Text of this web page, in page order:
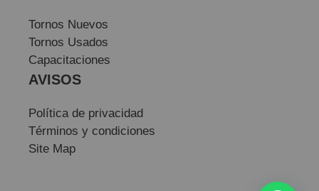
Tornos Nuevos
Tornos Usados
Capacitaciones
AVISOS
Política de privacidad
Términos y condiciones
Site Map